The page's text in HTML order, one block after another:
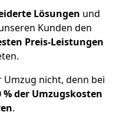
Lösungen und
Kunden den
Preis-Leistungen
nicht, denn bei
% der Umzugskosten
.